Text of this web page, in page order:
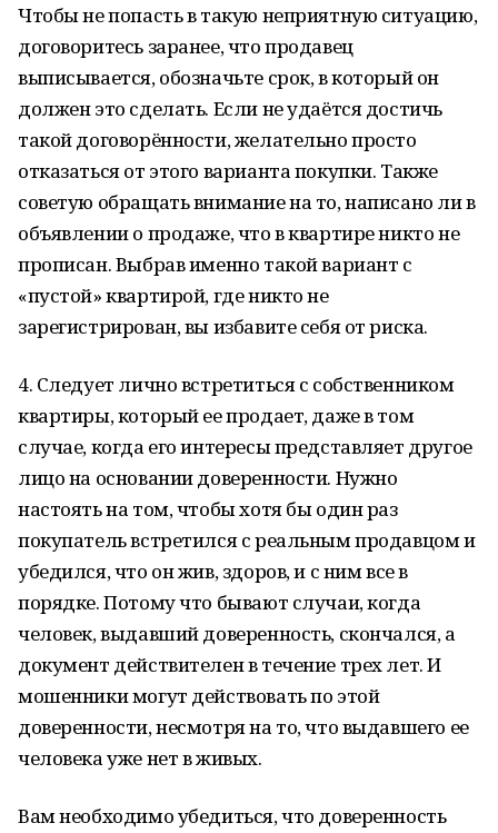
Чтобы не попасть в такую неприятную ситуацию,
договоритесь заранее, что продавец
выписывается, обозначьте срок, в который он
должен это сделать. Если не удаётся достичь
такой договорённости, желательно просто
отказаться от этого варианта покупки. Также
советую обращать внимание на то, написано ли в
объявлении о продаже, что в квартире никто не
прописан. Выбрав именно такой вариант с
«пустой» квартирой, где никто не
зарегистрирован, вы избавите себя от риска.
4. Следует лично встретиться с собственником
квартиры, который ее продает, даже в том
случае, когда его интересы представляет другое
лицо на основании доверенности. Нужно
настоять на том, чтобы хотя бы один раз
покупатель встретился с реальным продавцом и
убедился, что он жив, здоров, и с ним все в
порядке. Потому что бывают случаи, когда
человек, выдавший доверенность, скончался, а
документ действителен в течение трех лет. И
мошенники могут действовать по этой
доверенности, несмотря на то, что выдавшего ее
человека уже нет в живых.
Вам необходимо убедиться, что доверенность